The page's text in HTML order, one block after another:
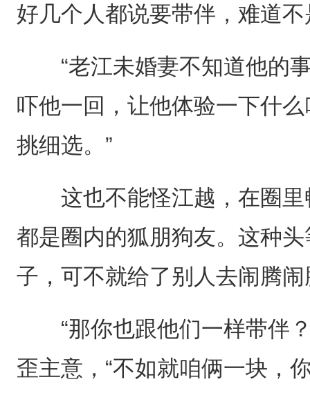
好几个人都说要带伴，难道
“老江未婚妻不知道他的事
吓他一回，让他体验一下什
挑细选。”
这也不能怪江越，在圈里
都是圈内的狐朋狗友。这种
子，可不就给了别人去闹腾
“那你也跟他们一样带伴？
歪主意，“不如就咱俩一块，